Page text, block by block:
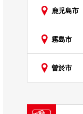
鹿児島市
霧島市
曽於市